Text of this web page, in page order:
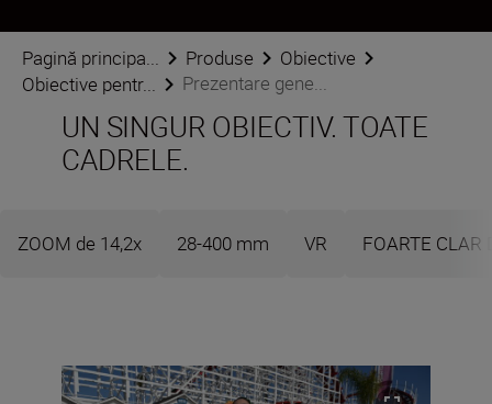
Pagină principa... Produse
Obiective
Obiective pentr...
Prezentare gene...
UN SINGUR OBIECTIV. TOATE
CADRELE.
ZOOM de 14,2x 28-400 mm VR FOARTE CLAR